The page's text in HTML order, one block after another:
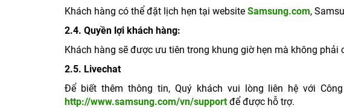
Khách hàng có thể đặt lịch hẹn tại website Samsung.com,
2.4. Quyền lợi khách hàng:
Khách hàng sẽ được ưu tiên trong khung giờ hẹn mà không
2.5. Livechat
Để biết thêm thông tin, Quý khách vui lòng liên hệ với
http://www.samsung.com/vn/supportđể được hỗ trợ.